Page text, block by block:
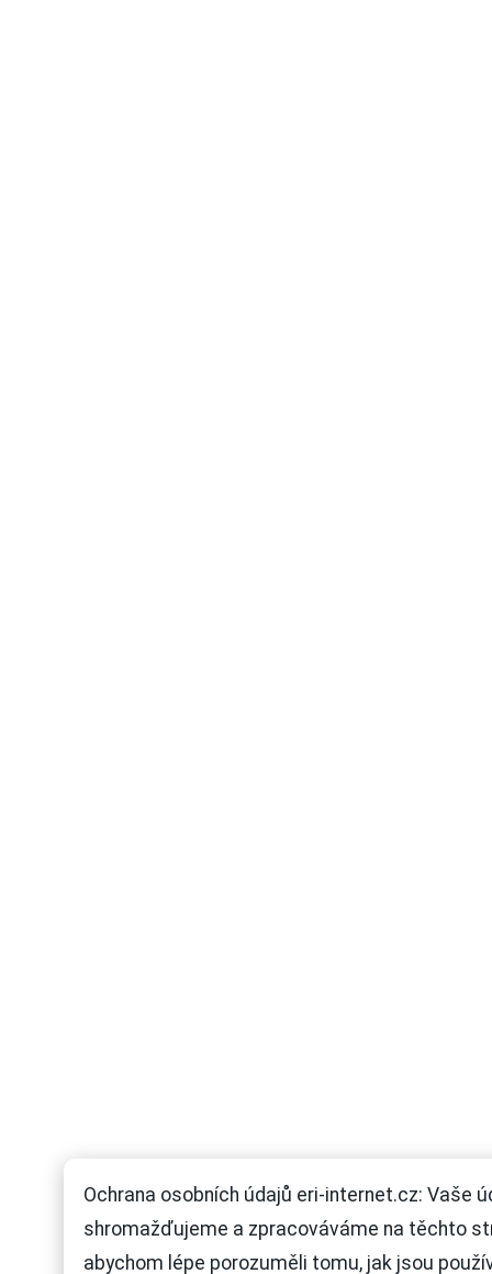
Ochrana osobních údajů eri-internet.cz: Vaše
shromažďujeme a zpracováváme na těchto
abychom lépe porozuměli tomu, jak jsou